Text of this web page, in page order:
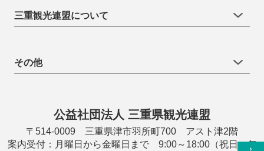
三重観光連盟について
その他
公益社団法人 三重県観光連盟
〒514-0009 三重県津市羽所町700 アスト津2階
案内受付：月曜日から金曜日まで 9:00～18:00（祝日・年